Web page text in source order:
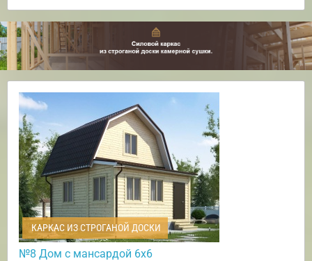
КАРКАС ИЗ СТРОГАНОЙ ДОСКИ
№8 Дом с мансардой 6х6